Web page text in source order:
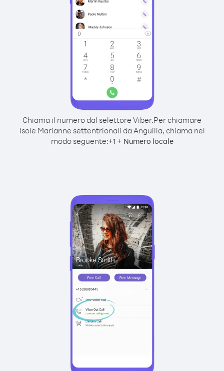
Chiama il numero dal selettore Viber.Per chiamare
Isole Marianne settentrionali da Anguilla, chiama nel
modo seguente:+1+ Numero locale